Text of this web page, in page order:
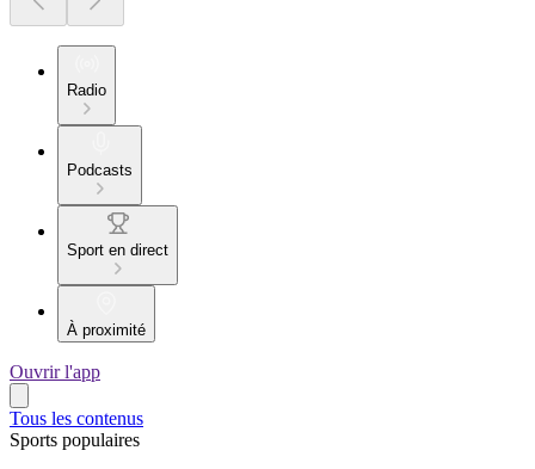
Radio
Podcasts
Sport en direct
À proximité
Ouvrir l'app
Tous les contenus
Sports populaires